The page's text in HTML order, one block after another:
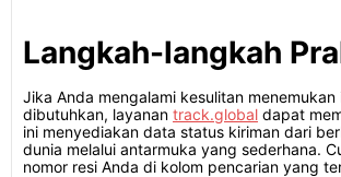
Langkah-langkah
Jika Anda mengalami kesulitan menemukan
dibutuhkan, layanan track.global dapat
ini menyediakan data status kiriman dari
dunia melalui antarmuka yang sederhana.
nomor resi Anda di kolom pencarian yang